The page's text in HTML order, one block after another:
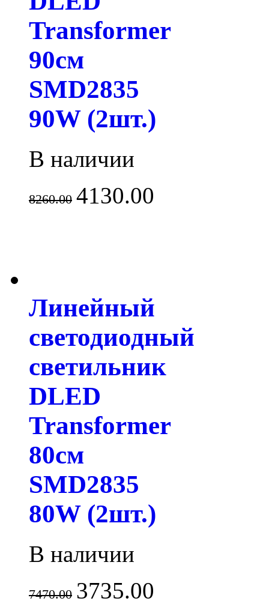
Transformer
90см
SMD2835
90W (2шт.)
В наличии
8260.00 4130.00
Линейный
светодиодный
светильник
DLED
Transformer
80см
SMD2835
80W (2шт.)
В наличии
7470.00 3735.00